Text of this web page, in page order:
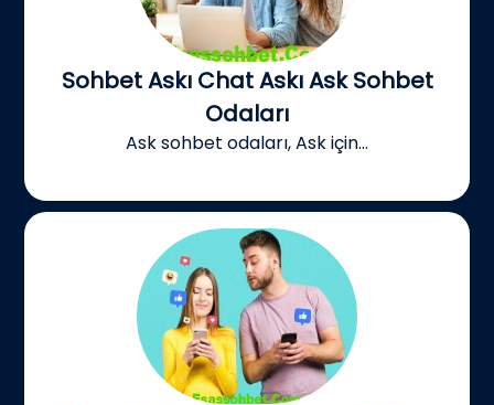
Sohbet Askı Chat Askı Ask Sohbet
Odaları
Ask sohbet odaları, Ask için...